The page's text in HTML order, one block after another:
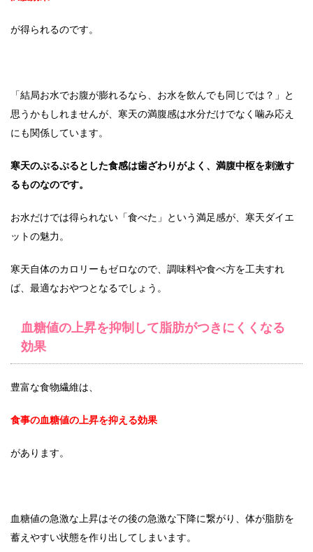
が得られるのです。
「結局お水でお腹が膨れるなら、お水を飲んでも同じでは？」と
思うかもしれませんが、寒天の満腹感は水分だけでなく噛み応え
にも関係しています。
寒天のぷるぷるとした食感は歯ざわりがよく、満腹中枢を刺激す
るものなのです。
お水だけでは得られない「食べた」という満足感が、寒天ダイエ
ットの魅力。
寒天自体のカロリーもゼロなので、調味料や食べ方を工夫すれ
ば、最適なおやつとなるでしょう。
血糖値の上昇を抑制して脂肪がつきにくくなる
効果
豊富な食物繊維は、
食事の血糖値の上昇を抑える効果
があります。
血糖値の急激な上昇はその後の急激な下降に繋がり、体が脂肪を
蓄えやすい状態を作り出してしまいます。